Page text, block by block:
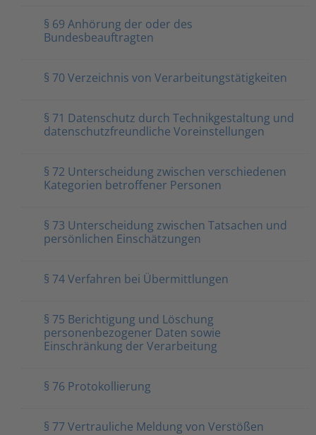
§ 69 Anhörung der oder des
Bundesbeauftragten
§ 70 Verzeichnis von Verarbeitungstätigkeiten
§ 71 Datenschutz durch Technikgestaltung und
datenschutzfreundliche Voreinstellungen
§ 72 Unterscheidung zwischen verschiedenen
Kategorien betroffener Personen
§ 73 Unterscheidung zwischen Tatsachen und
persönlichen Einschätzungen
§ 74 Verfahren bei Übermittlungen
§ 75 Berichtigung und Löschung
personenbezogener Daten sowie
Einschränkung der Verarbeitung
§ 76 Protokollierung
§ 77 Vertrauliche Meldung von Verstößen